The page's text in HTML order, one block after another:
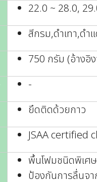
22.0 ~ 28.0,
สีกรม,ดำเทา,ดำ
750 กรัม (อ้างอิ
-
ยึดติดด้วยกาว
JSAA certified
พื้นโฟมชนิดพิเศษ
ป้องกันการลื่นจ